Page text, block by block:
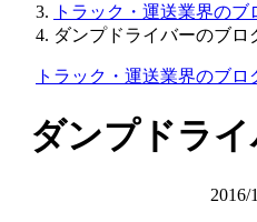
トラック・運送業界の
ダンプドライバーのブロ
トラック・運送業界のブ
ダンプドラ
2016/